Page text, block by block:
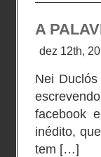
A
dez 12th,
Nei
facebook
inédito,
tem […]